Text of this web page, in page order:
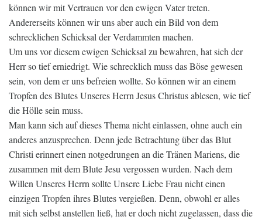
können wir mit Vertrauen vor den ewigen Vater treten.
Andererseits können wir uns aber auch ein Bild von dem
schrecklichen Schicksal der Verdammten machen.
Um uns vor diesem ewigen Schicksal zu bewahren, hat sich der
Herr so tief erniedrigt. Wie schrecklich muss das Böse gewesen
sein, von dem er uns befreien wollte. So können wir an einem
Tropfen des Blutes Unseres Herrn Jesus Christus ablesen, wie tief
die Hölle sein muss.
Man kann sich auf dieses Thema nicht einlassen, ohne auch ein
anderes anzusprechen. Denn jede Betrachtung über das Blut
Christi erinnert einen notgedrungen an die Tränen Mariens, die
zusammen mit dem Blute Jesu vergossen wurden. Nach dem
Willen Unseres Herrn sollte Unsere Liebe Frau nicht einen
einzigen Tropfen ihres Blutes vergießen. Denn, obwohl er alles
mit sich selbst anstellen ließ, hat er doch nicht zugelassen, dass die